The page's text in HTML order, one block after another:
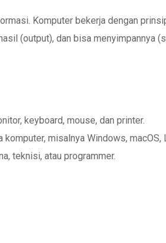
Komputer bekerja dengan
(output), dan bisa menyimpannya
keyboard, mouse, dan printer.
misalnya Windows,
teknisi, atau programmer.